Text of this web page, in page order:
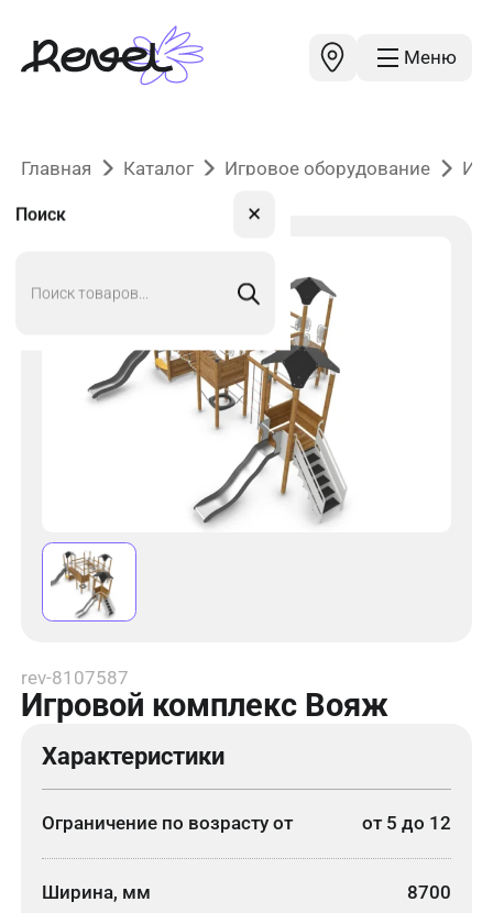
Меню
Поиск ✕
Главная Каталог Игровое оборудование
rev-8107587
Игровой комплекс Вояж
Характеристики
Ограничение по возрасту от от 5 до 12
Ширина, мм 8700